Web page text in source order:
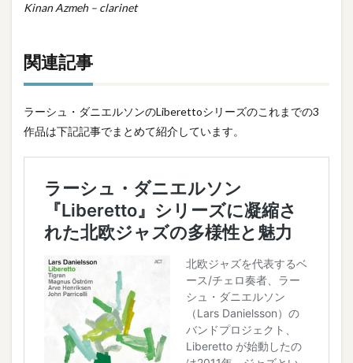
Kinan Azmeh – clarinet
関連記事
ラーシュ・ダニエルソンのLiberettoシリーズのこれまでの3
作品は下記記事でまとめて紹介しています。